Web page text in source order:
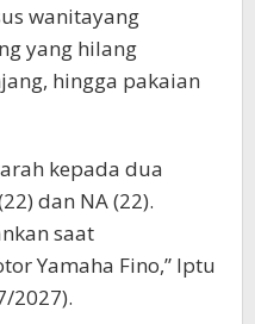
wanitayang
yang hilang
hingga pakaian
kepada dua
dan NA (22).
saat
Yamaha Fino,” Iptu
2027).